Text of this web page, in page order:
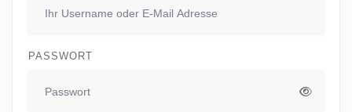
PASSWORT